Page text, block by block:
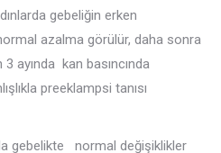
gebeliğin erken
azalma görülür, daha sonra
ayında kan basıncında
preeklampsi tanısı
gebelikte normal değişiklikler